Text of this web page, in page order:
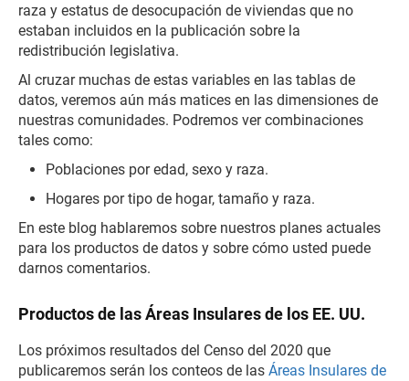
raza y estatus de desocupación de viviendas que no
estaban incluidos en la publicación sobre la
redistribución legislativa.
Al cruzar muchas de estas variables en las tablas de
datos, veremos aún más matices en las dimensiones de
nuestras comunidades. Podremos ver combinaciones
tales como:
Poblaciones por edad, sexo y raza.
Hogares por tipo de hogar, tamaño y raza.
En este blog hablaremos sobre nuestros planes actuales
para los productos de datos y sobre cómo usted puede
darnos comentarios.
Productos de las Áreas Insulares de los EE. UU.
Los próximos resultados del Censo del 2020 que
publicaremos serán los conteos de las Áreas Insulares de